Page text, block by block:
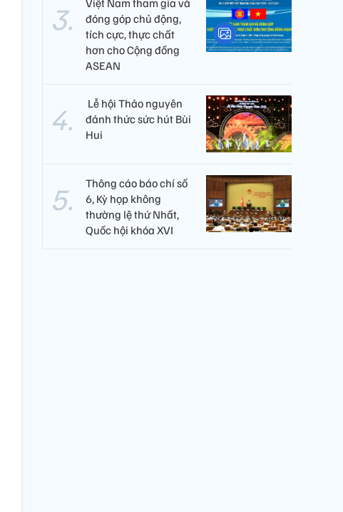
Việt Nam tham gia và
đóng góp chủ động,
tích cực, thực chất
hơn cho Cộng đồng
ASEAN
​ Lễ hội Thảo nguyên
đánh thức sức hút Bùi
Hui
Thông cáo báo chí số
6, Kỳ họp không
thường lệ thứ Nhất,
Quốc hội khóa XVI